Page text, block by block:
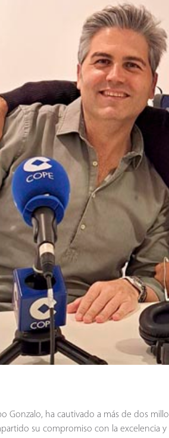
Gonzalo, ha cautivado a más de dos
su compromiso con la